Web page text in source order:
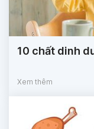
10 chất dinh
Xem thêm